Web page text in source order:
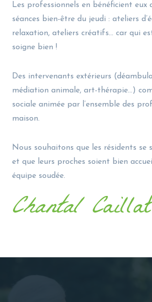
Les professionnels en bénéficient eux
séances bien-être du jeudi : ateliers
relaxation, ateliers créatifs… car qui
soigne bien !
Des intervenants extérieurs
médiation animale, art-thérapie…)
sociale animée par l’ensemble des
maison.
Nous souhaitons que les résidents se
et que leurs proches soient bien
équipe soudée.
Chantal Caillat